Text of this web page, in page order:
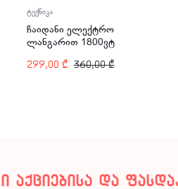
ტექნიკა
ჩაიდანი ელექტრო
ლანგარით 1800ვტ
2828
299,00 ₾ 360,00₾
აქციებისა და